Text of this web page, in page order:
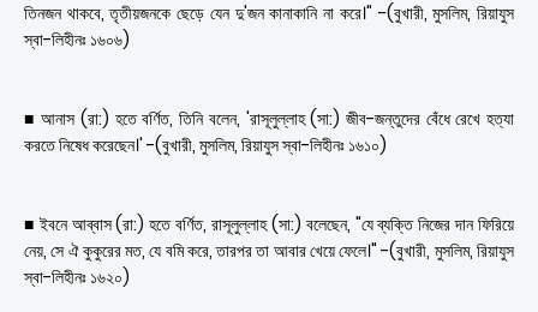
তিনজন থাকবে, তৃতীয়জনকে ছেড়ে যেন দু'জন কানাকানি না করে।" -(বুখারী, মুসলিম, রিয়াযুস
স্বা-লিহীনঃ ১৬০৬)
■ আনাস (রা:) হতে বর্ণিত, তিনি বলেন, 'রাসূলুল্লাহ (সা:) জীব-জন্তুদের বেঁধে রেখে হত্যা
করতে নিষেধ করেছেন।' -(বুখারী, মুসলিম, রিয়াযুস স্বা-লিহীনঃ ১৬১০)
■ ইবনে আব্বাস (রা:) হতে বর্ণিত, রাসূলুল্লাহ (সা:) বলেছেন, "যে ব্যক্তি নিজের দান ফিরিয়ে
নেয়, সে ঐ কুকুরের মত, যে বমি করে, তারপর তা আবার খেয়ে ফেলে।" -(বুখারী, মুসলিম, রিয়াযুস
স্বা-লিহীনঃ ১৬২০)